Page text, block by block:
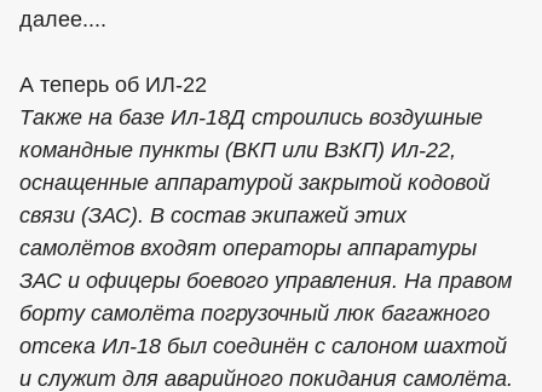
далее....
А теперь об ИЛ-22
Также на базе Ил-18Д строились воздушные
командные пункты (ВКП или ВзКП) Ил-22,
оснащенные аппаратурой закрытой кодовой
связи (ЗАС). В состав экипажей этих
самолётов входят операторы аппаратуры
ЗАС и офицеры боевого управления. На правом
борту самолёта погрузочный люк багажного
отсека Ил-18 был соединён с салоном шахтой
и служит для аварийного покидания самолёта.